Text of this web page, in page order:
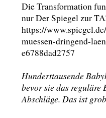
Die Transformation
nur Der Spiegel zur
https://
muessen-dringend-
e6788dad2757
Hunderttausende
bevor sie das
Abschläge. Das ist